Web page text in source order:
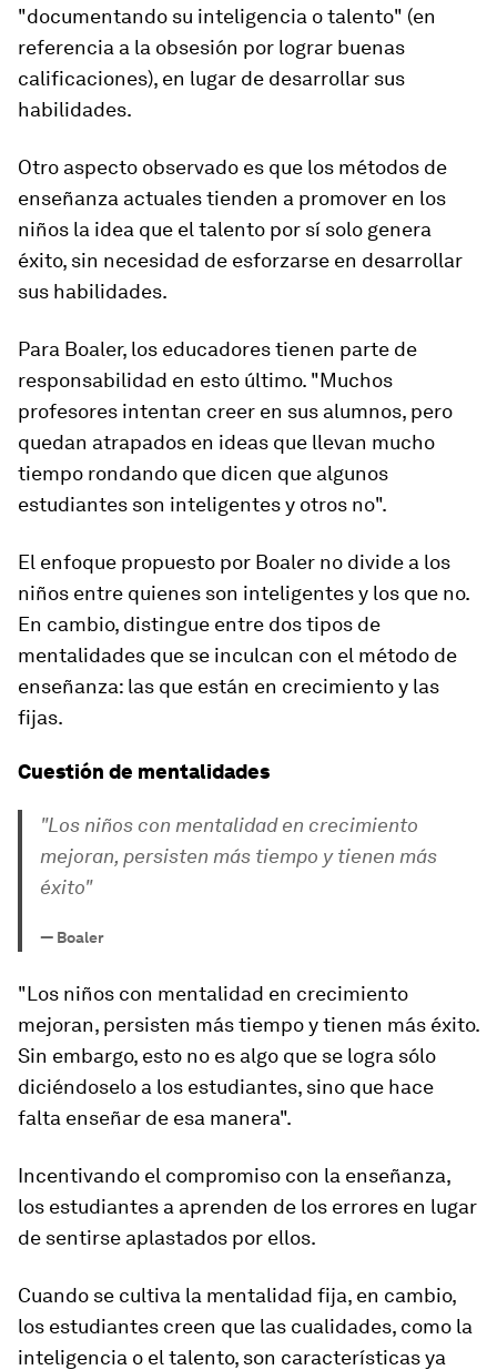
"documentando su inteligencia o talento" (en
referencia a la obsesión por lograr buenas
calificaciones), en lugar de desarrollar sus
habilidades.
Otro aspecto observado es que los métodos de
enseñanza actuales tienden a promover en los
niños la idea que el talento por sí solo genera
éxito, sin necesidad de esforzarse en desarrollar
sus habilidades.
Para Boaler, los educadores tienen parte de
responsabilidad en esto último. "Muchos
profesores intentan creer en sus alumnos, pero
quedan atrapados en ideas que llevan mucho
tiempo rondando que dicen que algunos
estudiantes son inteligentes y otros no".
El enfoque propuesto por Boaler no divide a los
niños entre quienes son inteligentes y los que no.
En cambio, distingue entre dos tipos de
mentalidades que se inculcan con el método de
enseñanza: las que están en crecimiento y las
fijas.
Cuestión de mentalidades
"Los niños con mentalidad en crecimiento
mejoran, persisten más tiempo y tienen más
éxito"
— Boaler
"Los niños con mentalidad en crecimiento
mejoran, persisten más tiempo y tienen más éxito.
Sin embargo, esto no es algo que se logra sólo
diciéndoselo a los estudiantes, sino que hace
falta enseñar de esa manera".
Incentivando el compromiso con la enseñanza,
los estudiantes a aprenden de los errores en lugar
de sentirse aplastados por ellos.
Cuando se cultiva la mentalidad fija, en cambio,
los estudiantes creen que las cualidades, como la
inteligencia o el talento, son características ya